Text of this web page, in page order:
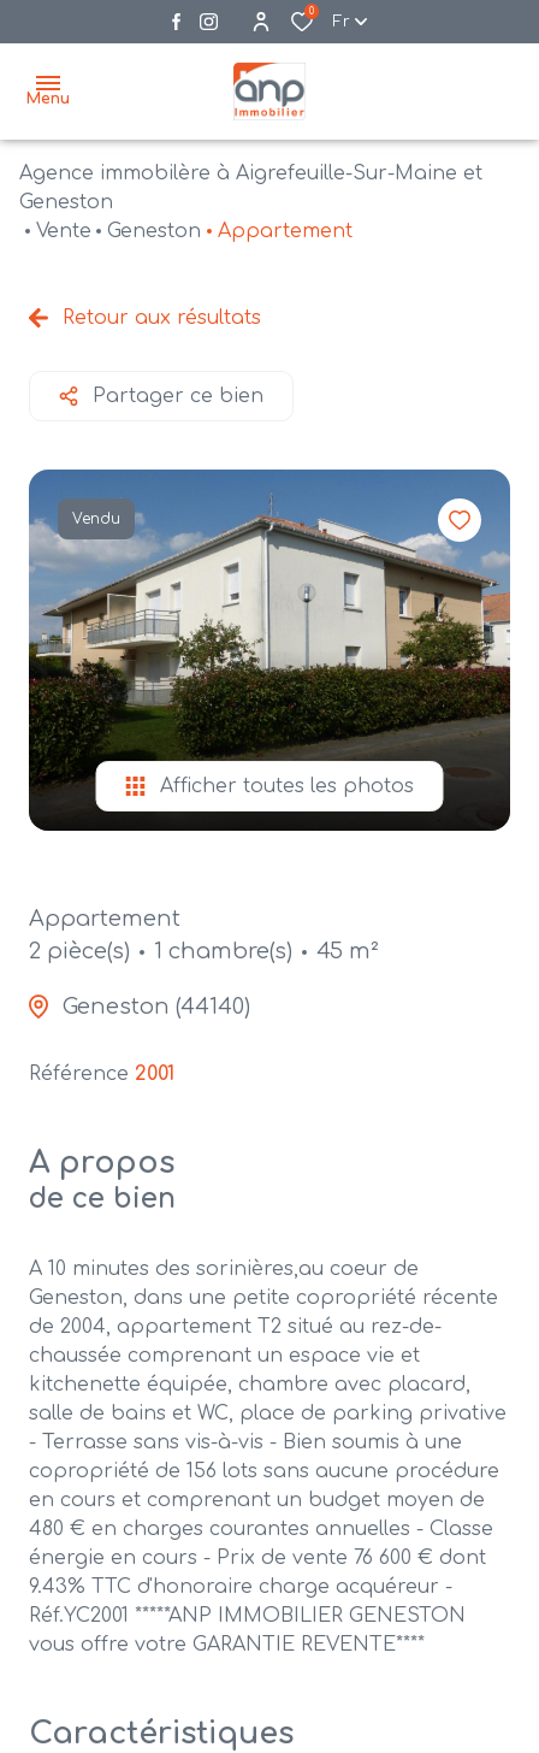
0
Fr
Menu
accueil
vente
agences
estimation
alerte
mail
contact
Agence immobilère à Aigrefeuille-Sur-Maine et
Geneston
Vente
Geneston Appartement
Retour aux résultats
Partager ce bien
Vendu
Afficher toutes les photos
Appartement
2 pièce(s)
1 chambre(s) 45 m²
Geneston (44140)
Référence 2001
A propos
de ce bien
A 10 minutes des sorinières,au coeur de
Geneston, dans une petite copropriété récente
de 2004, appartement T2 situé au rez-de-
chaussée comprenant un espace vie et
kitchenette équipée, chambre avec placard,
salle de bains et WC, place de parking privative
- Terrasse sans vis-à-vis - Bien soumis à une
copropriété de 156 lots sans aucune procédure
en cours et comprenant un budget moyen de
480 € en charges courantes annuelles - Classe
énergie en cours - Prix de vente 76 600 € dont
9.43% TTC d'honoraire charge acquéreur -
Réf.YC2001 *****ANP IMMOBILIER GENESTON
vous offre votre GARANTIE REVENTE****
Caractéristiques